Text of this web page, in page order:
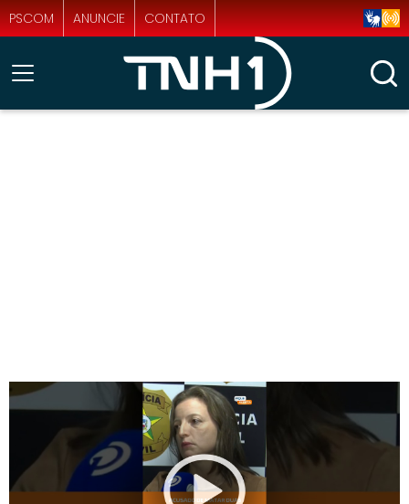
PSCOM ANUNCIE CONTATO